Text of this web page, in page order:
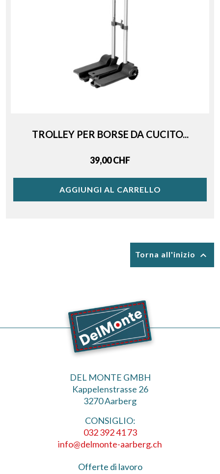
TROLLEY PER BORSE DA CUCITO...
Price
39,00 CHF
AGGIUNGI AL CARRELLO
Torna all'inizio 
DEL MONTE GMBH
Kappelenstrasse 26
3270 Aarberg
CONSIGLIO:
032 392 41 73
info@delmonte-aarberg.ch
Offerte di lavoro